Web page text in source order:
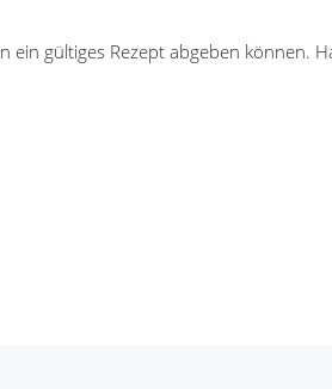
gültiges Rezept abgeben können.